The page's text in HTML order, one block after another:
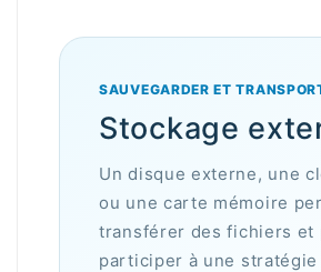
SAUVEGARDER ET
Stockage
Un disque externe, une
ou une carte mémoire
transférer des fichiers et
participer à une stratégie